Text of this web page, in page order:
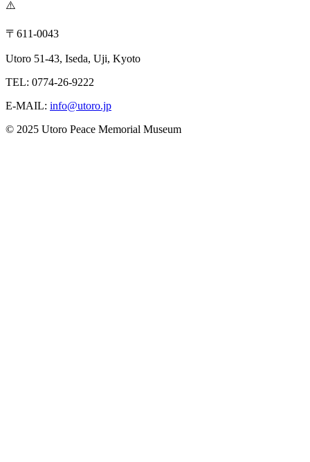
〒611-0043
Utoro 51-43, Iseda, Uji, Kyoto
TEL: 0774-26-9222
E-MAIL: info@utoro.jp
© 2025 Utoro Peace Memorial Museum